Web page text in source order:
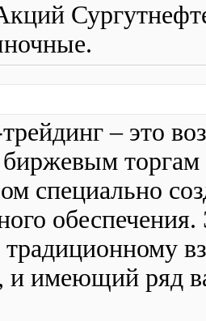
– это
торгам
специально
обеспечения.
и имеющий ряд